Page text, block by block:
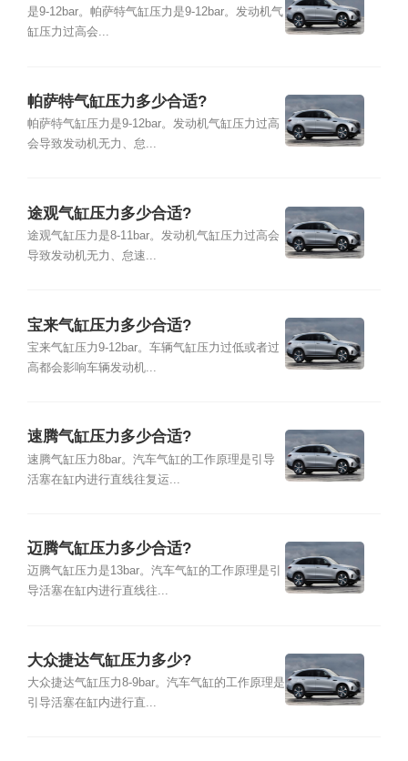
是9-12bar。帕萨特气缸压力是9-12bar。发动机气
缸压力过高会...
帕萨特气缸压力多少合适?
帕萨特气缸压力是9-12bar。发动机气缸压力过高
会导致发动机无力、怠...
途观气缸压力多少合适?
途观气缸压力是8-11bar。发动机气缸压力过高会
导致发动机无力、怠速...
宝来气缸压力多少合适?
宝来气缸压力9-12bar。车辆气缸压力过低或者过
高都会影响车辆发动机...
速腾气缸压力多少合适?
速腾气缸压力8bar。汽车气缸的工作原理是引导
活塞在缸内进行直线往复运...
迈腾气缸压力多少合适?
迈腾气缸压力是13bar。汽车气缸的工作原理是引
导活塞在缸内进行直线往...
大众捷达气缸压力多少?
大众捷达气缸压力8-9bar。汽车气缸的工作原理是
引导活塞在缸内进行直...